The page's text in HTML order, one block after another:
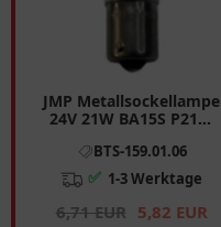
JMP Metallsockellampe
24V 21W BA15S P21W
BTS-159.01.06
✅ 1-3 Werktage
6,71 EUR 5,82 EUR